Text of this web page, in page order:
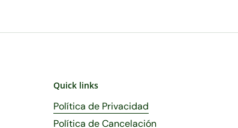
Quick links
Política de Privacidad
Política de Cancelación